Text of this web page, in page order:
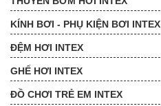
KÍNH BƠI - PHỤ KIỆN BƠI INTEX
ĐỆM HƠI INTEX
GHẾ HƠI INTEX
ĐỒ CHƠI TRẺ EM INTEX